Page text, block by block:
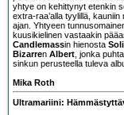
yhtye on kehittynyt etenkin
extra-raa’alla tyylillä,
ajan. Yhtyeen
kuusikielinen vastaakin
Candlemassin hienosta
Bizarren Albert , jonka
sinkun perusteella tuleva
Mika Roth
Ultramariini: